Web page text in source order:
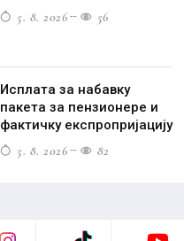
5. 8. 2026
56
Исплата за набавку
пакета за пензионере и
фактичку експропријацију
5. 8. 2026
82